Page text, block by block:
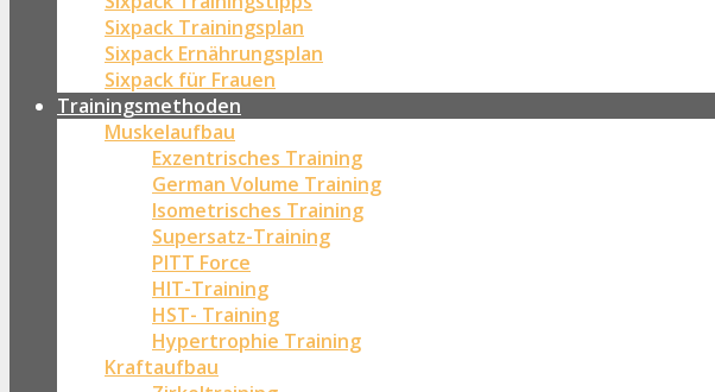
Sixpack Trainingsplan
Sixpack Ernährungsplan
Sixpack für Frauen
Trainingsmethoden
Muskelaufbau
Exzentrisches Training
German Volume Training
Isometrisches Training
Supersatz-Training
PITT Force
HIT-Training
HST- Training
Hypertrophie Training
Kraftaufbau